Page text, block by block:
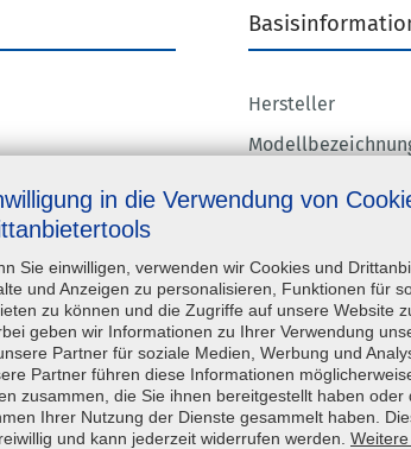
Hersteller
Anfragen
Ansprechpartner
Unternehmen
Adresse
Kontaktperson
in die Verwendung von
Sie einwilligen, verwenden wir Cookies und
und Anzeigen zu personalisieren, Funktionen für
zu können und die Zugriffe auf unsere Website
geben wir Informationen zu Ihrer Verwendung
Partner für soziale Medien, Werbung und
Partner führen diese Informationen
zusammen, die Sie ihnen bereitgestellt haben oder
Ihrer Nutzung der Dienste gesammelt haben.
und kann jederzeit widerrufen werden.